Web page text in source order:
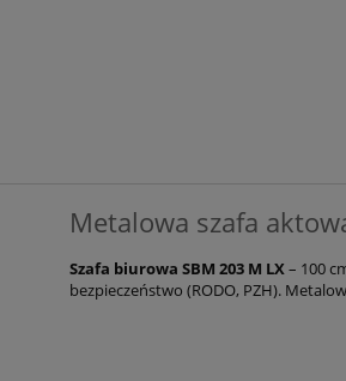
Metalowa szafa
Szafa biurowa SBM 203 M LX– 100
bezpieczeństwo (RODO, PZH).